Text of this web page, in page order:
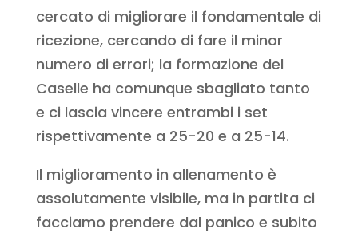
cercato di migliorare il fondamentale di
ricezione, cercando di fare il minor
numero di errori; la formazione del
Caselle ha comunque sbagliato tanto
e ci lascia vincere entrambi i set
rispettivamente a 25-20 e a 25-14.
Il miglioramento in allenamento è
assolutamente visibile, ma in partita ci
facciamo prendere dal panico e subito